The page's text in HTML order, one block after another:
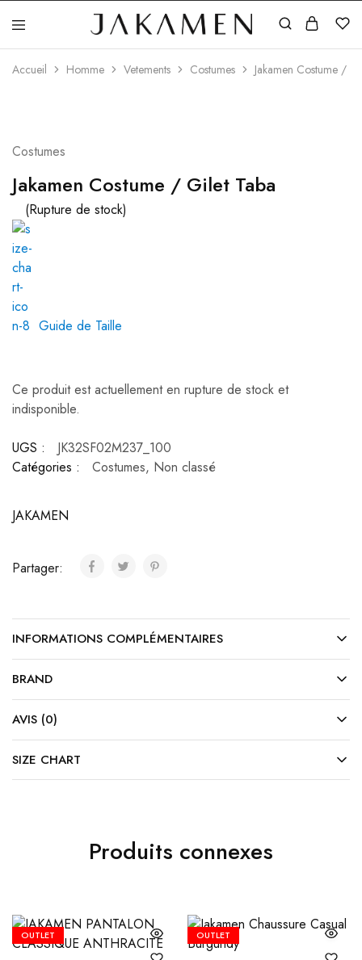
Jakamen
Algérie
Accueil Homme Vetements Costumes Jakamen Costume /
Costumes
Jakamen Costume / Gilet Taba
(Rupture de stock)
Guide de Taille
Ce produit est actuellement en rupture de stock et
indisponible.
UGS :
JK32SF02M237_100
Catégories :
Costumes, Non classé
JAKAMEN
Partager:
INFORMATIONS COMPLÉMENTAIRES
BRAND
AVIS (0)
SIZE CHART
Produits connexes
OUTLET OUTLET